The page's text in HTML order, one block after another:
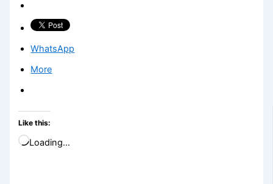
WhatsApp
More
Like this:
Loading…